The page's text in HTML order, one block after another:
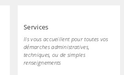
Services
Ils vous accueillent pour toutes vos
démarches administratives,
techniques, ou de simples
renseignements